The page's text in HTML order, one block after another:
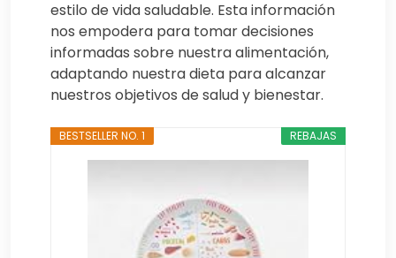
estilo de vida saludable. Esta información
nos empodera para tomar decisiones
informadas sobre nuestra alimentación,
adaptando nuestra dieta para alcanzar
nuestros objetivos de salud y bienestar.
REBAJAS
BESTSELLER NO. 1